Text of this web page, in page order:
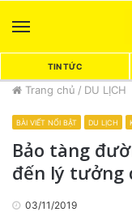
TIN TỨC
Trang chủ / DU LỊCH
BÀI VIẾT NỔI BẬT DU LỊCH
Bảo tàng
đến lý tưởng
03/11/2019